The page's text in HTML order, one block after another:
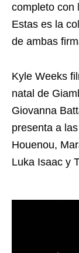
completo con
Estas es la
de ambas
Kyle Weeks
natal de
Giovanna
presenta a
Houenou,
Luka Isaac y